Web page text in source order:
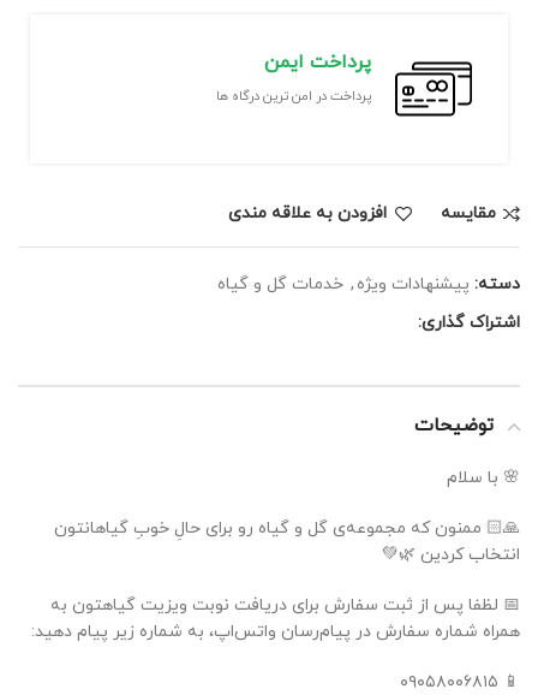
پرداخت ایمن
پرداخت در امن ترین درگاه ها
مقايسه افزودن به علاقه مندی
دسته: پیشنهادات ویژه , خدمات گل و گیاه
اشتراک گذاری:
توضیحات
🌸 با سلام
🙏🏻 ممنون که مجموعه‌ی گل و گیاه رو برای حالِ خوبِ گیاهانتون
انتخاب کردین 🌿💚
📅 لظفا پس از ثبت سفارش برای دریافت نوبت ویزیت گیاهتون به
همراه شماره سفارش در پیام‌رسان واتس‌اپ، به شماره زیر پیام دهید:
📱 ۰۹۰۵۸۰۰۶۸۱۵